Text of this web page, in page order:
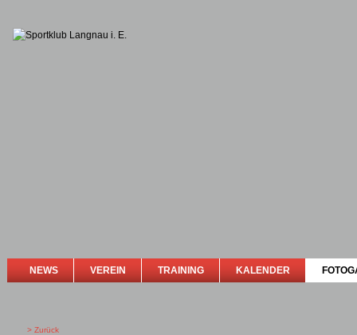
NEWS VEREIN TRAINING KALENDER
> Zurück